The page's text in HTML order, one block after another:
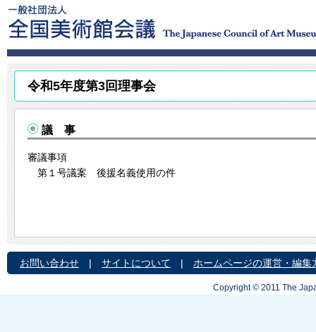
令和5年度第3回理事会
議 事
審議事項
第１号議案 後援名義使用の件
お問い合わせ | サイトについて | ホームページの運営・編集
Copyright © 2011 The